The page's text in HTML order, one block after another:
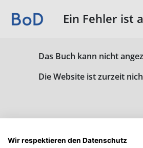
Ein Fehler ist
Das Buch kann nicht
Die Website ist zurzeit
Wir respektieren den Datenschutz